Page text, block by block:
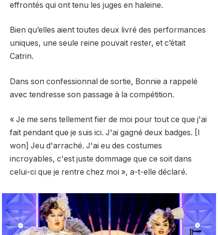
effrontés qui ont tenu les juges en haleine.
Bien qu’elles aient toutes deux livré des performances
uniques, une seule reine pouvait rester, et c’était
Catrin.
Dans son confessionnal de sortie, Bonnie a rappelé
avec tendresse son passage à la compétition.
« Je me sens tellement fier de moi pour tout ce que j'ai
fait pendant que je suis ici. J'ai gagné deux badges. [I
won] Jeu d'arraché. J'ai eu des costumes
incroyables, c'est juste dommage que ce soit dans
celui-ci que je rentre chez moi », a-t-elle déclaré.